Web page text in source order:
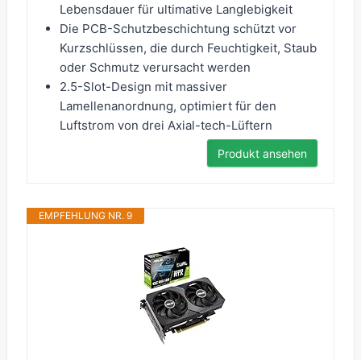
Lebensdauer für ultimative Langlebigkeit
Die PCB-Schutzbeschichtung schützt vor
Kurzschlüssen, die durch Feuchtigkeit, Staub
oder Schmutz verursacht werden
2.5-Slot-Design mit massiver
Lamellenanordnung, optimiert für den
Luftstrom von drei Axial-tech-Lüftern
Produkt ansehen
EMPFEHLUNG NR. 9